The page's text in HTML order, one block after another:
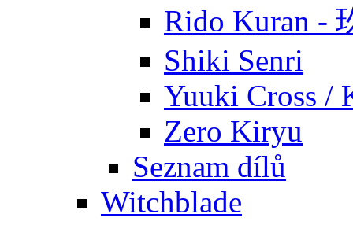
Rido Kuran -
Shiki Senri
Yuuki Cross /
Zero Kiryu
Seznam dílů
Witchblade